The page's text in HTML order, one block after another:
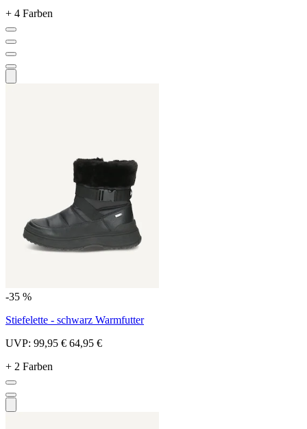
+ 4 Farben
-35 %
Stiefelette - schwarz Warmfutter
UVP: 99,95 € 64,95 €
+ 2 Farben